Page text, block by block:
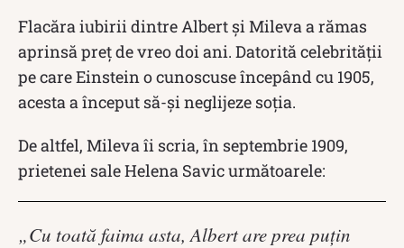
Flacăra iubirii dintre Albert și Mileva a rămas
aprinsă preț de vreo doi ani. Datorită celebrității
pe care Einstein o cunoscuse începând cu 1905,
acesta a început să-și neglijeze soția.
De altfel, Mileva îi scria, în septembrie 1909,
prietenei sale Helena Savic următoarele:
„Cu toată faima asta, Albert are prea puţin